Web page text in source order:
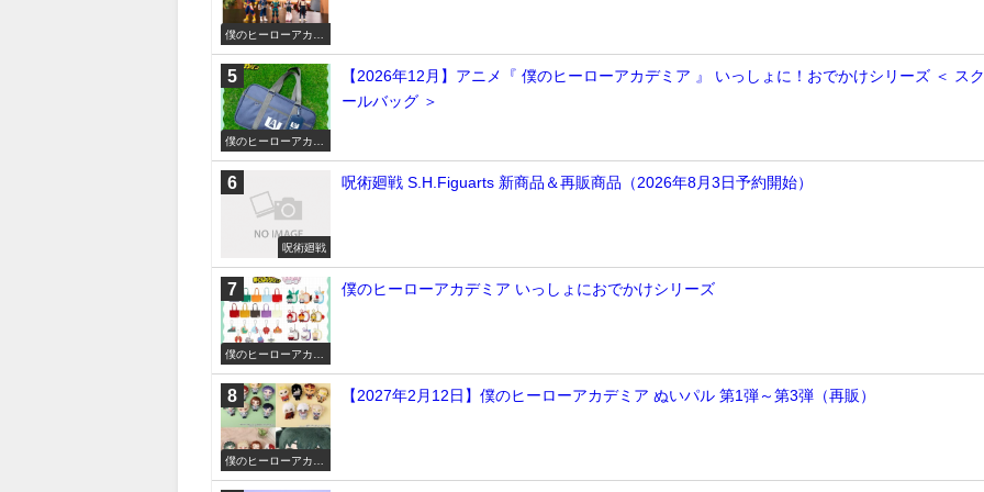
僕のヒーローアカデ
僕のヒーローアカデ
【2026年12月】アニメ『 僕のヒーローアカデミア 』 いっしょに！おでかけシリーズ ＜ スク
ールバッグ ＞
呪術廻戦
呪術廻戦 S.H.Figuarts 新商品＆再販商品（2026年8月3日予約開始）
僕のヒーローアカデ
僕のヒーローアカデミア いっしょにおでかけシリーズ
僕のヒーローアカデ
【2027年2月12日】僕のヒーローアカデミア ぬいパル 第1弾～第3弾（再販）